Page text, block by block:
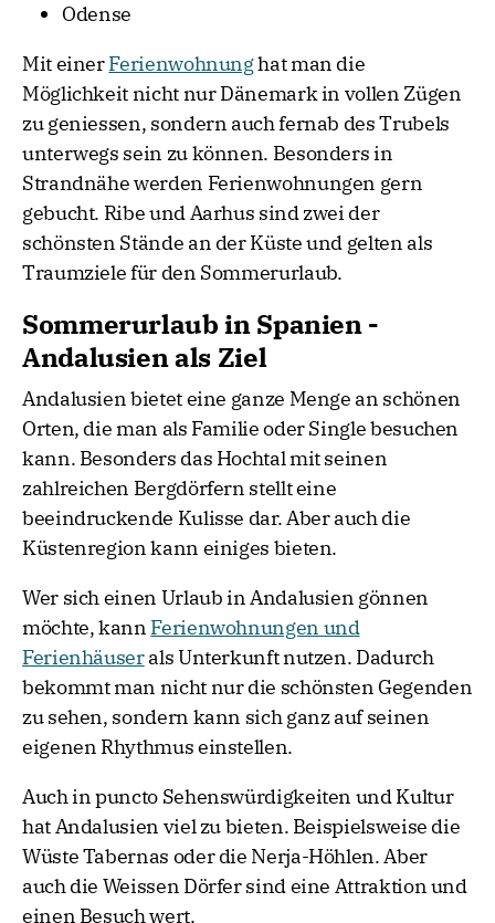
Odense
Mit einerFerienwohnunghat man die
Möglichkeit nicht nur Dänemark in vollen Zügen
zu geniessen, sondern auch fernab des Trubels
unterwegs sein zu können. Besonders in
Strandnähe werden Ferienwohnungen gern
gebucht. Ribe und Aarhus sind zwei der
schönsten Stände an der Küste und gelten als
Traumziele für den Sommerurlaub.
Sommerurlaub in Spanien -
Andalusien als Ziel
Andalusien bietet eine ganze Menge an schönen
Orten, die man als Familie oder Single besuchen
kann. Besonders das Hochtal mit seinen
zahlreichen Bergdörfern stellt eine
beeindruckende Kulisse dar. Aber auch die
Küstenregion kann einiges bieten.
Wer sich einen Urlaub in Andalusien gönnen
möchte, kann Ferienwohnungen und
Ferienhäuserals Unterkunft nutzen. Dadurch
bekommt man nicht nur die schönsten Gegenden
zu sehen, sondern kann sich ganz auf seinen
eigenen Rhythmus einstellen.
Auch in puncto Sehenswürdigkeiten und Kultur
hat Andalusien viel zu bieten. Beispielsweise die
Wüste Tabernas oder die Nerja-Höhlen. Aber
auch die Weissen Dörfer sind eine Attraktion und
einen Besuch wert.